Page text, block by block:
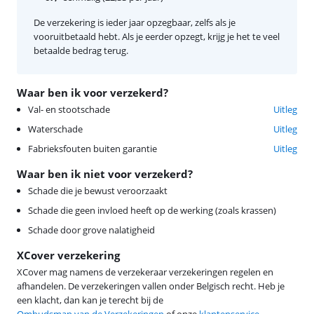
Waar ben ik voor verzekerd?
Val- en stootschade
Uitleg
Waterschade
Uitleg
Fabrieksfouten buiten garantie
Uitleg
Waar ben ik niet voor verzekerd?
Schade die je bewust veroorzaakt
Schade die geen invloed heeft op de werking (zoals krassen)
Schade door grove nalatigheid
XCover verzekering
XCover mag namens de verzekeraar verzekeringen regelen en
afhandelen. De verzekeringen vallen onder Belgisch recht. Heb je
een klacht, dan kan je terecht bij de
De verzekering is ieder jaar opzegbaar, zelfs als je
vooruitbetaald hebt. Als je eerder opzegt, krijg je het te veel
betaalde bedrag terug.